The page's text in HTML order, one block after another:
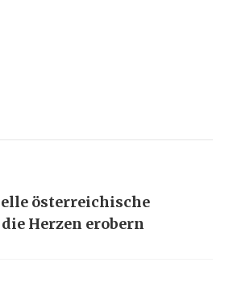
österreichische
Herzen erobern